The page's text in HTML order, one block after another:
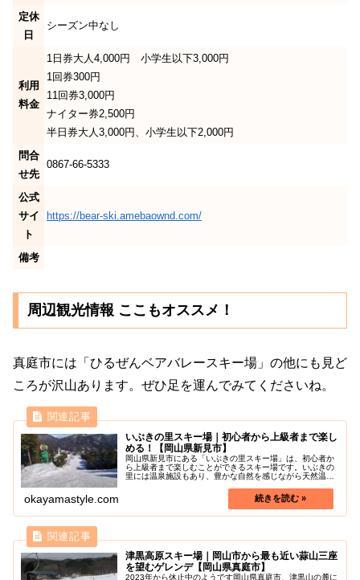
定休
日
シーズン中なし
利用
料金
1日券大人4,000円 小学生以下3,000円
1回券300円
11回券3,000円
ナイター券2,500円
半日券大人3,000円、小学生以下2,000円
問合
せ先
0867-66-5333
公式
サイ
ト
https://bear-ski.amebaownd.com/
備考
周辺観光情報 ここもオススメ！
真庭市には「ひるぜんベアバレースキー場」の他にも見ど
ころが沢山あります。ぜひ足を運んでみてくださいね。
いぶきの里スキー場｜初心者から上級者まで楽し
める！【岡山県新見市】
岡山県新見市にある「いぶきの里スキー場」は、初心者か
ら上級者まで楽しむことができるスキー場です。いぶきの
里には温泉施設もあり、豊かな自然を感じながら天然温泉
事が楽しめます。初級層・上級層向...
okayamastyle.com
津黒高原スキー場｜岡山市から最も近い蒜山三座
を望むゲレンデ【岡山県真庭市】
2023年から休止中のようです岡山県真庭市、津黒山の麓に